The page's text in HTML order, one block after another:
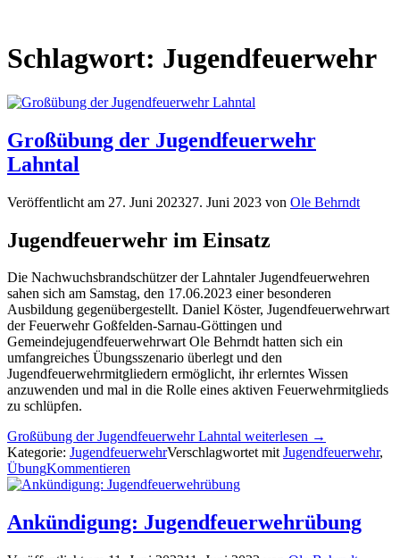
Schlagwort: Jugendfeuerwehr
Großübung der Jugendfeuerwehr
Lahntal
Veröffentlicht am 27. Juni 202327. Juni 2023 von Ole Behrndt
Jugendfeuerwehr im Einsatz
Die Nachwuchsbrandschützer der Lahntaler Jugendfeuerwehren
sahen sich am Samstag, den 17.06.2023 einer besonderen
Ausbildung gegenübergestellt. Daniel Köster, Jugendfeuerwehrwart
der Feuerwehr Goßfelden-Sarnau-Göttingen und
Gemeindejugendfeuerwehrwart Ole Behrndt hatten sich ein
umfangreiches Übungsszenario überlegt und den
Jugendfeuerwehrmitgliedern ermöglicht, ihr erlerntes Wissen
anzuwenden und mal in die Rolle eines aktiven Feuerwehrmitglieds
zu schlüpfen.
Großübung der Jugendfeuerwehr Lahntal weiterlesen →
Kategorie: JugendfeuerwehrVerschlagwortet mitJugendfeuerwehr,
ÜbungKommentieren
Ankündigung: Jugendfeuerwehrübung